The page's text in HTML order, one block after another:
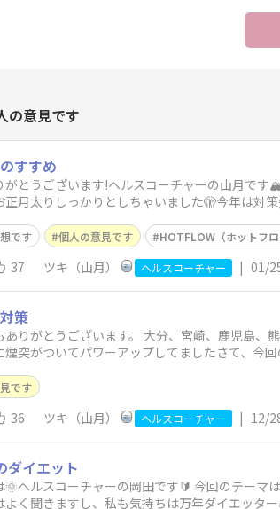
の意見です
すすめ
がとうございます!ヘルスコーチャーの山月で
正月太りしっかりとしちゃいました🫣今年は対
です 個人の意見です HOTFLOW（ホットフロ
37 ツキ（山月） ヘルスコーチャー | 01/
策
ありがとうございます。 大分、宮崎、鹿児島、
煙突がついてパワーアップしてましたさて、今
です
36 ツキ（山月） ヘルスコーチャー | 12/
ダイエット
🌞ヘルスコーチャーの岡田です🔰 今回のテーマ
よく聞きますし、私も気持ちは万年ダイエッタ